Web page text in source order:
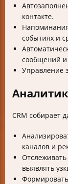
контакте.
событиях и
сообщений
Управление
CRM собирает
каналов и
выявлять